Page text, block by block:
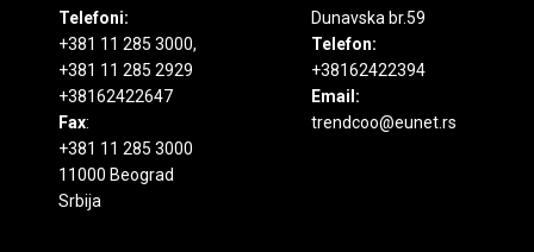
Telefoni:
+381 11 285 3000,
+381 11 285 2929
+38162422647
Fax:
+381 11 285 3000
11000 Beograd
Srbija
Dunavska br.59
Telefon:
+38162422394
Email:
trendcoo@eunet.rs